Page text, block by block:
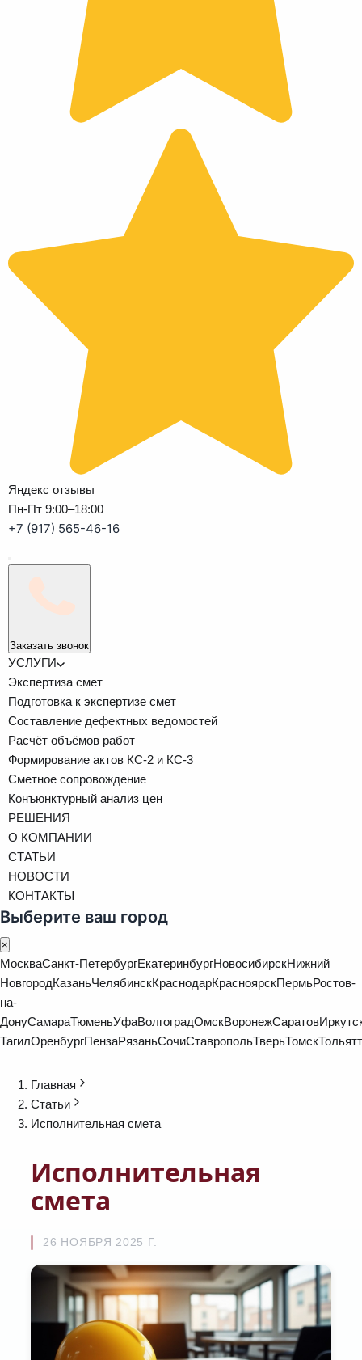
Яндекс отзывы
Пн-Пт 9:00–18:00
+7 (917) 565-46-16
Заказать звонок
УСЛУГИ
Экспертиза смет
Подготовка к экспертизе смет
Составление дефектных ведомостей
Расчёт объёмов работ
Формирование актов КС-2 и КС-3
Сметное сопровождение
Конъюнктурный анализ цен
РЕШЕНИЯ
О КОМПАНИИ
СТАТЬИ
НОВОСТИ
КОНТАКТЫ
Выберите ваш город
×
МоскваСанкт-ПетербургЕкатеринбургНовосибирскНижний
НовгородКазаньЧелябинскКраснодарКрасноярскПермьРостов-
на-
ДонуСамараТюменьУфаВолгоградОмскВоронежСаратов
ТагилОренбургПензаРязаньСочиСтавропольТверьТомск
Главная
Статьи
Исполнительная смета
Исполнительная
смета
26 НОЯБРЯ 2025 Г.